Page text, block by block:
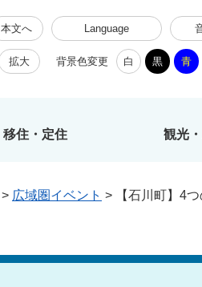
本文へ Language
拡大 背景色変更 白 黒 青
移住・定住 観光
> 広域圏イベント > 【石川町】4